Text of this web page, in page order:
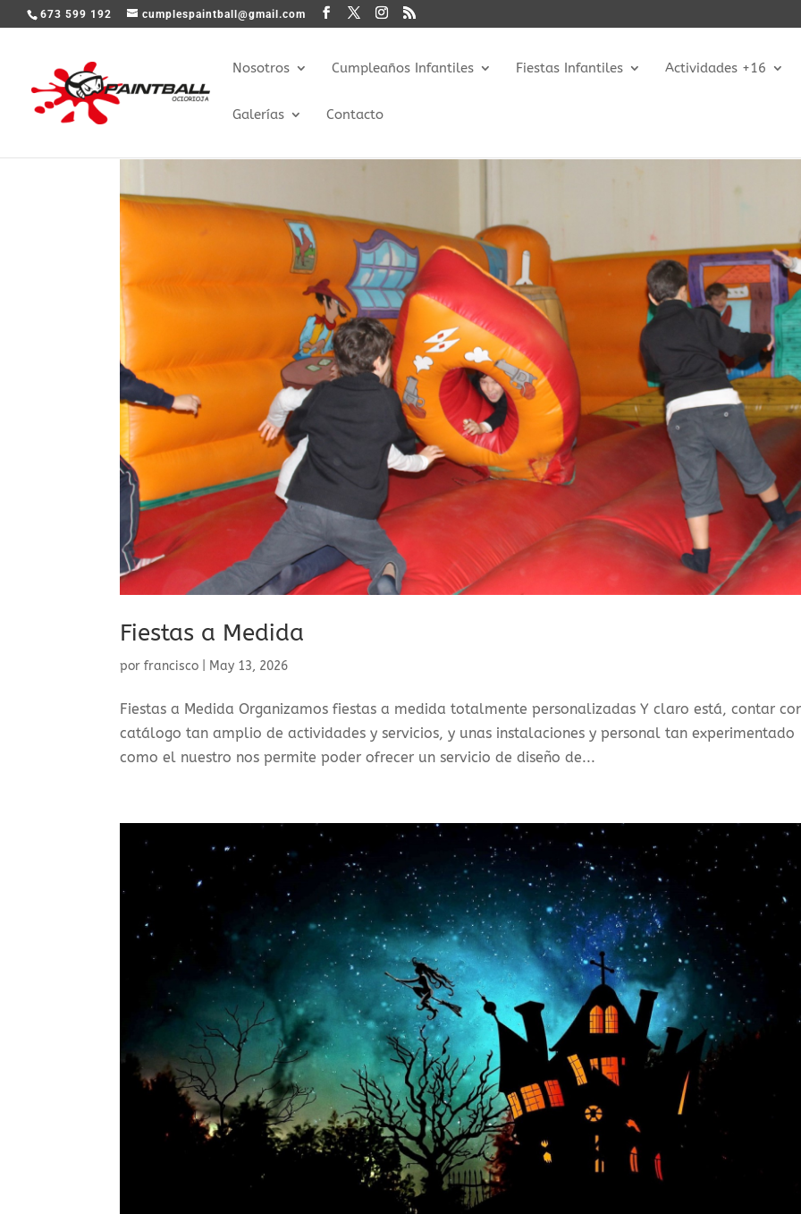
673 599 192 cumplespaintball@gmail.com
Nosotros Cumpleaños Infantiles Fiestas Infantiles Actividades +16
Galerías Contacto
Fiestas a Medida
porfrancisco May 13, 2026
Fiestas a Medida Organizamos fiestas a medida totalmente personalizadas Y claro está, contar
catálogo tan amplio de actividades y servicios, y unas instalaciones y personal tan experimentado
como el nuestro nos permite poder ofrecer un servicio de diseño de...